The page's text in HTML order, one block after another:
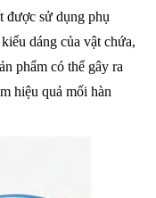
được sử dụng phụ
dáng của vật chứa,
phẩm có thể gây ra
hiệu quả mối hàn